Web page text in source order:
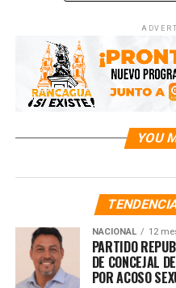
YOU
NACIONAL 12
PARTIDO
DE CONCEJAL
POR ACOSO